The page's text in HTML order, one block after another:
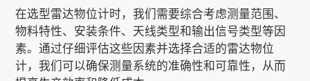
在选型雷达物位计时，我们需要综合考虑测量范围、
物料特性、安装条件、天线类型和输出信号类型等因
素。通过仔细评估这些因素并选择合适的雷达物位
计，我们可以确保测量系统的准确性和可靠性，从而